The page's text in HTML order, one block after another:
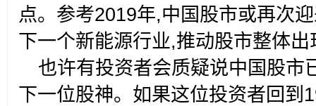
点。参考2019年,中国股市或再次
下一个新能源行业,推动股市整体出
也许有投资者会质疑说中国股市
下一位股神。如果这位投资者回到